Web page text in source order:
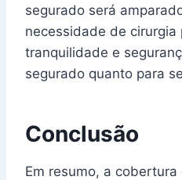
segurado será
necessidade de cirurgia
tranquilidade e
segurado quanto para
Conclusão
Em resumo, a